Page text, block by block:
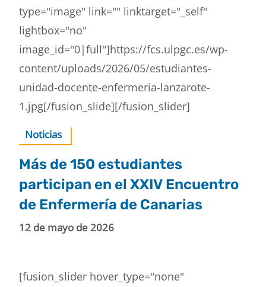
type="image" link="" linktarget="_self"
lightbox="no"
image_id="0|full"]https://fcs.ulpgc.es/wp-
content/uploads/2026/05/estudiantes-
unidad-docente-enfermeria-lanzarote-
1.jpg[/fusion_slide][/fusion_slider]
Noticias
Más de 150 estudiantes
participan en el XXIV Encuentro
de Enfermería de Canarias
12 de mayo de 2026
[fusion_slider hover_type="none"